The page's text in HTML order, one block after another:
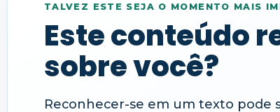
TALVEZ ESTE SEJA O MOMENTO MAIS
Este conteúdo
sobre você?
Reconhecer-se em um texto pode